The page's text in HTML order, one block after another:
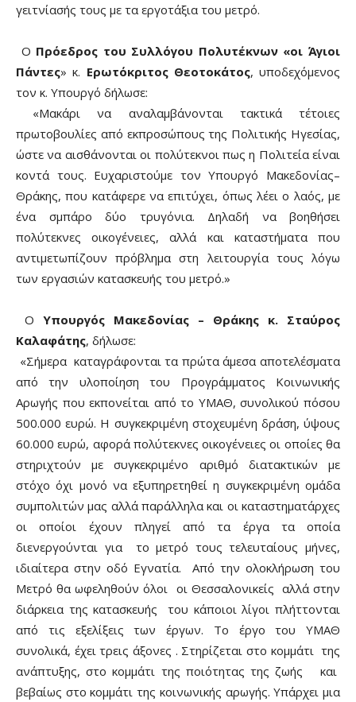
γειτνίασής τους με τα εργοτάξια του μετρό.
Ο Πρόεδρος του Συλλόγου Πολυτέκνων «οι Άγιοι
Πάντες» κ. Ερωτόκριτος Θεοτοκάτος, υποδεχόμενος
τον κ. Υπουργό δήλωσε:
«Μακάρι να αναλαμβάνονται τακτικά τέτοιες
πρωτοβουλίες από εκπροσώπους της Πολιτικής Ηγεσίας,
ώστε να αισθάνονται οι πολύτεκνοι πως η Πολιτεία είναι
κοντά τους. Ευχαριστούμε τον Υπουργό Μακεδονίας–
Θράκης, που κατάφερε να επιτύχει, όπως λέει ο λαός, με
ένα σμπάρο δύο τρυγόνια. Δηλαδή να βοηθήσει
πολύτεκνες οικογένειες, αλλά και καταστήματα που
αντιμετωπίζουν πρόβλημα στη λειτουργία τους λόγω
των εργασιών κατασκευής του μετρό.»
Ο Υπουργός Μακεδονίας – Θράκης κ. Σταύρος
Καλαφάτης, δήλωσε:
«Σήμερα καταγράφονται τα πρώτα άμεσα αποτελέσματα
από την υλοποίηση του Προγράμματος Κοινωνικής
Αρωγής που εκπονείται από το ΥΜΑΘ, συνολικού πόσου
500.000 ευρώ. Η συγκεκριμένη στοχευμένη δράση, ύψους
60.000 ευρώ, αφορά πολύτεκνες οικογένειες οι οποίες θα
στηριχτούν με συγκεκριμένο αριθμό διατακτικών με
στόχο όχι μονό να εξυπηρετηθεί η συγκεκριμένη ομάδα
συμπολιτών μας αλλά παράλληλα και οι καταστηματάρχες
οι οποίοι έχουν πληγεί από τα έργα τα οποία
διενεργούνται για το μετρό τους τελευταίους μήνες,
ιδιαίτερα στην οδό Εγνατία. Από την ολοκλήρωση του
Μετρό θα ωφεληθούν όλοι οι Θεσσαλονικείς αλλά στην
διάρκεια της κατασκευής του κάποιοι λίγοι πλήττονται
από τις εξελίξεις των έργων. Το έργο του ΥΜΑΘ
συνολικά, έχει τρεις άξονες . Στηρίζεται στο κομμάτι της
ανάπτυξης, στο κομμάτι της ποιότητας της ζωής και
βεβαίως στο κομμάτι της κοινωνικής αρωγής. Υπάρχει μια